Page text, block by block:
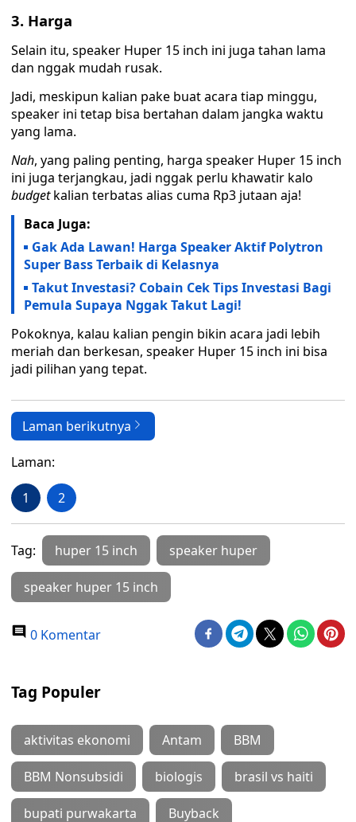
3. Harga
Selain itu, speaker Huper 15 inch ini juga tahan lama
dan nggak mudah rusak.
Jadi, meskipun kalian pake buat acara tiap minggu,
speaker ini tetap bisa bertahan dalam jangka waktu
yang lama.
Nah, yang paling penting, harga speaker Huper 15 inch
ini juga terjangkau, jadi nggak perlu khawatir kalo
budgetkalian terbatas alias cuma Rp3 jutaan aja!
Baca Juga:
Gak Ada Lawan! Harga Speaker Aktif Polytron
Super Bass Terbaik di Kelasnya
Takut Investasi? Cobain Cek Tips Investasi Bagi
Pemula Supaya Nggak Takut Lagi!
Pokoknya, kalau kalian pengin bikin acara jadi lebih
meriah dan berkesan, speaker Huper 15 inch ini bisa
jadi pilihan yang tepat.
Laman berikutnya
Laman:
1 2
Tag: huper 15 inch speaker huper
speaker huper 15 inch
0 Komentar
Tag Populer
aktivitas ekonomi Antam BBM
BBM Nonsubsidi biologis brasil vs haiti
bupati purwakarta Buyback